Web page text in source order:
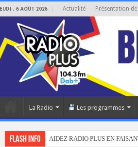
JEUDI , 6 AOÛT 2026 Actualité Présentation
La Radio Les programmes
Flash info AIDEZ RADIO PLUS EN